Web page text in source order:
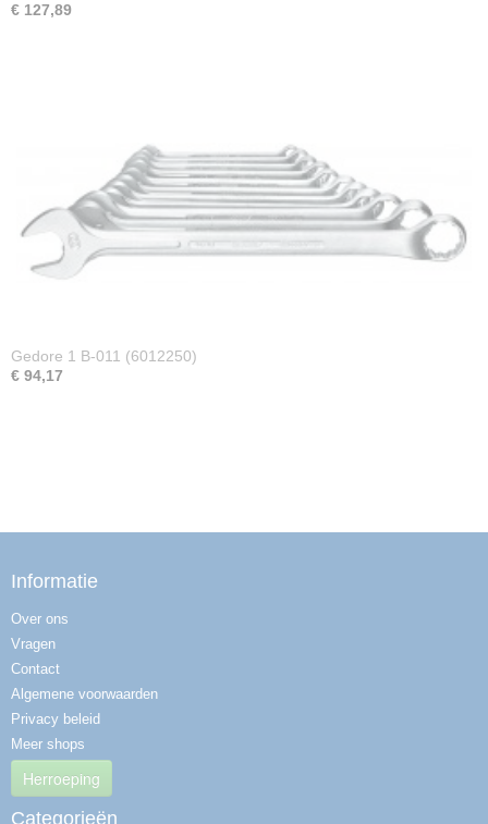
€ 127,89
Gedore 1 B-011 (6012250)
€ 94,17
Informatie
Over ons
Vragen
Contact
Algemene voorwaarden
Privacy beleid
Meer shops
Herroeping
Categorieën